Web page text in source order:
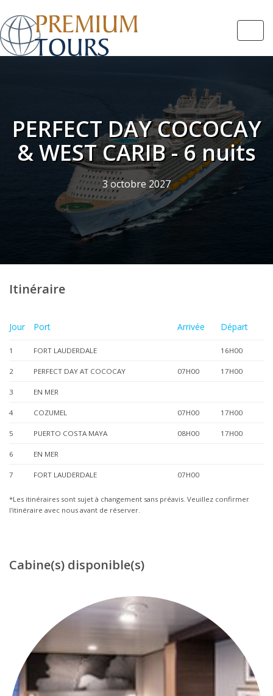
PERFECT DAY COCOCAY
& WEST CARIB - 6 nuits
3 octobre 2027
Itinéraire
Jour Port Arrivée Départ
1 FORT LAUDERDALE 16H00
2 PERFECT DAY AT COCOCAY 07H00 17H00
3 EN MER
4 COZUMEL 07H00 17H00
5 PUERTO COSTA MAYA 08H00 17H00
6 EN MER
7 FORT LAUDERDALE 07H00
*Les itinéraires sont sujet à changement sans préavis. Veuillez confirmer
l'itinéraire avec nous avant de réserver.
Cabine(s) disponible(s)